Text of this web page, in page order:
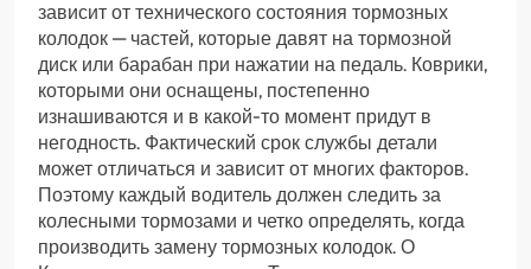
зависит от технического состояния тормозных
колодок — частей, которые давят на тормозной
диск или барабан при нажатии на педаль. Коврики,
которыми они оснащены, постепенно
изнашиваются и в какой-то момент придут в
негодность. Фактический срок службы детали
может отличаться и зависит от многих факторов.
Поэтому каждый водитель должен следить за
колесными тормозами и четко определять, когда
производить замену тормозных колодок. О